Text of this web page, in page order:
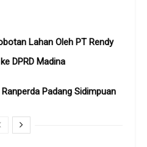
Lahan Oleh PT Rendy
DPRD Madina
Padang Sidimpuan